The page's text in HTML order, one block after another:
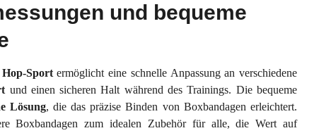
und bequeme
Sportermöglicht eine schnelle Anpassung an verschiedene
und einen sicheren Halt während des Trainings. Die bequeme
Lösung, die das präzise Binden von Boxbandagen erleichtert.
Boxbandagen zum idealen Zubehör für alle, die Wert auf